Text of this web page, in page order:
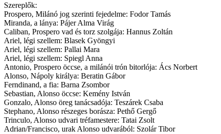
Szereplők:
Prospero, Milánó jog szerinti fejedelme: Fodor Tamás
Miranda, a lánya: Pájer Alma Virág
Caliban, Prospero vad és torz szolgája: Hannus Zoltán
Ariel, légi szellem: Blasek Gyöngyi
Ariel, légi szellem: Pallai Mara
Ariel, légi szellem: Spiegl Anna
Antonio, Prospero öccse, a milánói trón bitorlója: Ács Norbert
Alonso, Nápoly királya: Beratin Gábor
Ferndinand, a fia: Barna Zsombor
Sebastian, Alonso öccse: Kemény István
Gonzalo, Alonso öreg tanácsadója: Teszárek Csaba
Stephano, Alonso részeges borásza: Pethő Gergő
Trinculo, Alonso udvari tréfamestere: Tatai Zsolt
Adrian/Francisco, urak Alonso udvarából: Szolár Tibor